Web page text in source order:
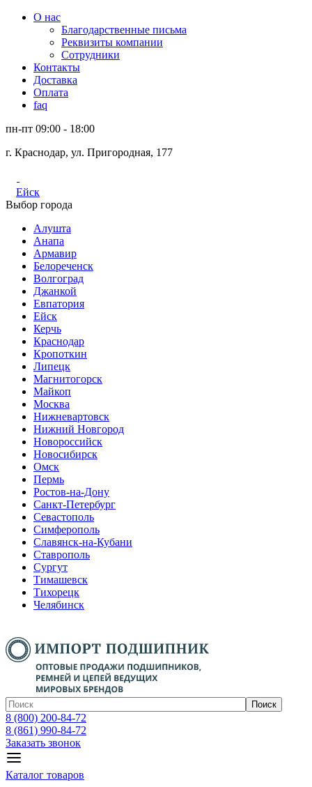
О нас
Благодарственные письма
Реквизиты компании
Сотрудники
Контакты
Доставка
Оплата
faq
пн-пт 09:00 - 18:00
г. Краснодар, ул. Пригородная, 177
Ейск
Выбор города
Алушта
Анапа
Армавир
Белореченск
Волгоград
Джанкой
Евпатория
Ейск
Керчь
Краснодар
Кропоткин
Липецк
Магнитогорск
Майкоп
Москва
Нижневартовск
Нижний Новгород
Новороссийск
Новосибирск
Омск
Пермь
Ростов-на-Дону
Санкт-Петербург
Севастополь
Симферополь
Славянск-на-Кубани
Ставрополь
Сургут
Тимашевск
Тихорецк
Челябинск
Поиск
8 (800) 200-84-72
8 (861) 990-84-72
Заказать звонок
Каталог товаров